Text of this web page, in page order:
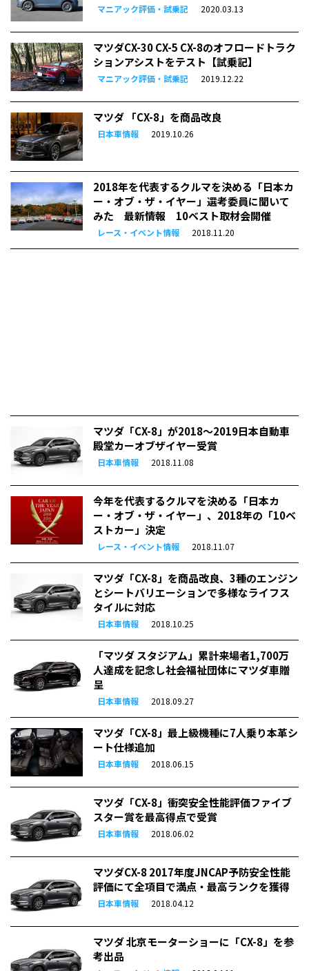
マニアック評価・試乗記 2020.03.13
マツダCX-30 CX-5 CX-8のオフロードトラク
ションアシストをテスト【試乗記】
マニアック評価・試乗記 2019.12.22
マツダ 「CX-8」を商品改良
日本車情報 2019.10.26
2018年を代表するクルマを決める「日本カ
ー・オブ・ザ・イヤー」選考委員に聞いて
みた 最新情報 10ベスト取材会開催
レース・イベント情報 2018.11.20
マツダ「CX-8」が2018〜2019日本自動車
殿堂カーオブザイヤー受賞
日本車情報 2018.11.08
今年を代表するクルマを決める「日本カ
ー・オブ・ザ・イヤー」、2018年の「10ベ
ストカー」決定
レース・イベント情報 2018.11.07
マツダ「CX-8」を商品改良、3種のエンジン
とシートバリエーションで多様なライフス
タイルに対応
日本車情報 2018.10.25
「マツダ スタジアム」累計来場者1,700万
人達成を記念し社会福祉団体にマツダ車贈
呈
日本車情報 2018.09.27
マツダ「CX-8」最上級機種に7人乗り本革シ
ート仕様追加
日本車情報 2018.06.15
マツダ「CX-8」衝突安全性能評価ファイブ
スター賞を最高得点で受賞
日本車情報 2018.06.02
マツダCX-8 2017年度JNCAP予防安全性能
評価にて全項目で満点・最高ランクを獲得
日本車情報 2018.04.12
マツダ 北京モーターショーに「CX-8」を参
考出品